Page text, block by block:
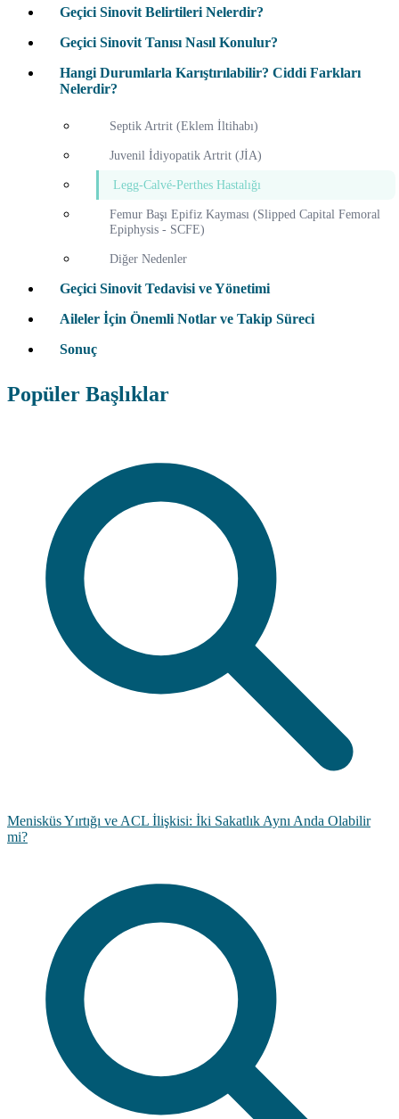
Geçici Sinovit Belirtileri Nelerdir?
Geçici Sinovit Tanısı Nasıl Konulur?
Hangi Durumlarla Karıştırılabilir? Ciddi Farkları
Nelerdir?
Septik Artrit (Eklem İltihabı)
Juvenil İdiyopatik Artrit (JİA)
Legg-Calvé-Perthes Hastalığı
Femur Başı Epifiz Kayması (Slipped Capital Femoral
Epiphysis - SCFE)
Diğer Nedenler
Geçici Sinovit Tedavisi ve Yönetimi
Aileler İçin Önemli Notlar ve Takip Süreci
Sonuç
Popüler Başlıklar
Menisküs Yırtığı ve ACL İlişkisi: İki Sakatlık Aynı Anda Olabilir
mi?